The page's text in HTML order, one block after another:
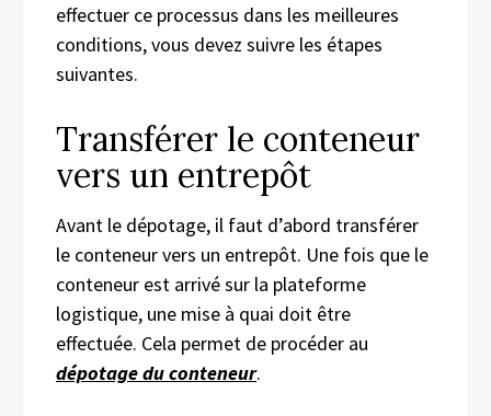
effectuer ce processus dans les meilleures
conditions, vous devez suivre les étapes
suivantes.
Transférer le conteneur
vers un entrepôt
Avant le dépotage, il faut d’abord transférer
le conteneur vers un entrepôt. Une fois que le
conteneur est arrivé sur la plateforme
logistique, une mise à quai doit être
effectuée. Cela permet de procéder au
dépotage du conteneur.